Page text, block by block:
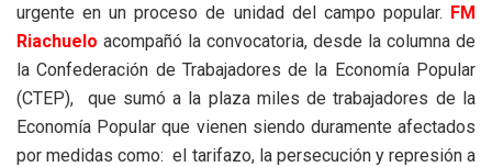
urgente en un proceso de unidad del campo popular. FM
Riachuelo acompañó la convocatoria, desde la columna de
la Confederación de Trabajadores de la Economía Popular
(CTEP), que sumó a la plaza miles de trabajadores de la
Economía Popular que vienen siendo duramente afectados
por medidas como: el tarifazo, la persecución y represión a